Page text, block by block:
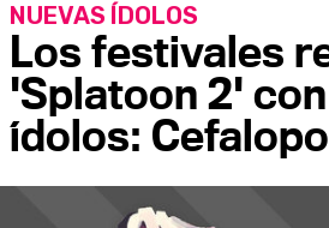
Los festivales
'Splatoon 2'
ídolos:
NUEVAS ÍDOLOS